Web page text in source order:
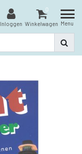
Inloggen
0
Winkelwagen Menu